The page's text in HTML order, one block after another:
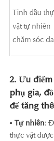
Tinh dầu
vật tự nhiên
chăm sóc da
2. Ưu
phụ gia,
để tăng
• Tự nhiên:
thực vật